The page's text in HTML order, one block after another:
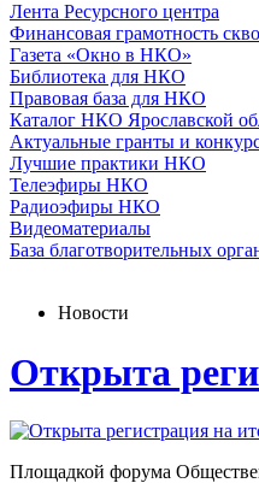
Лента Ресурсного центра
Финансовая грамотность
Газета «Окно в НКО»
Библиотека для НКО
Правовая база для НКО
Каталог НКО Ярославской
Актуальные гранты и
Лучшие практики НКО
Телеэфиры НКО
Радиоэфиры НКО
Видеоматериалы
База благотворительных
Новости
Открыта
Площадкой форума